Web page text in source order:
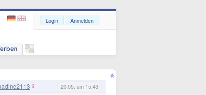
Login Anmelden
20.05. um 15:43